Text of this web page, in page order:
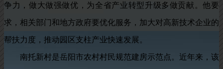
争力 ， 做大做强做优，为全省产业转型升级多做贡献 。他要
求，相关部门和地方政府要优化服务 ， 加大对高新技术企业的
帮扶力度，推动园区支柱产业快速发展。
南托新村是岳阳市农村村民规范建房示范点。 近年来，该